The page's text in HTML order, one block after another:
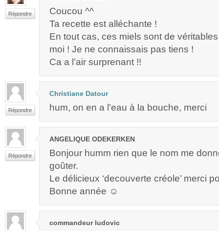
Répondre
Coucou ^^
Ta recette est alléchante !
En tout cas, ces miels sont de
moi ! Je ne connaissais pas tiens !
Ca a l’air surprenant !!
Répondre
Christiane Datour
hum, on en a l’eau à la bouche, merci
Répondre
ANGELIQUE ODEKERKEN
Bonjour humm rien que le nom me
goûter.
Le délicieux ‘decouverte créole’ merci
Bonne année ☺
commandeur ludovic